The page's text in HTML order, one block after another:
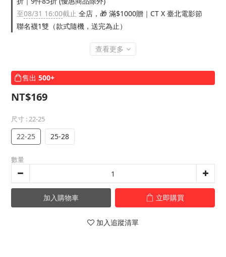
至08/31 16:00截止 全店，🎁 滿$1000贈｜CT X 臺北電影節
聯名襪1雙（款式隨機，送完為止）
查看更多
售出 500+
NT$169
尺寸 : 22-25
22-25 25-28
數量
加入購物車 立即購買
加入追蹤清單